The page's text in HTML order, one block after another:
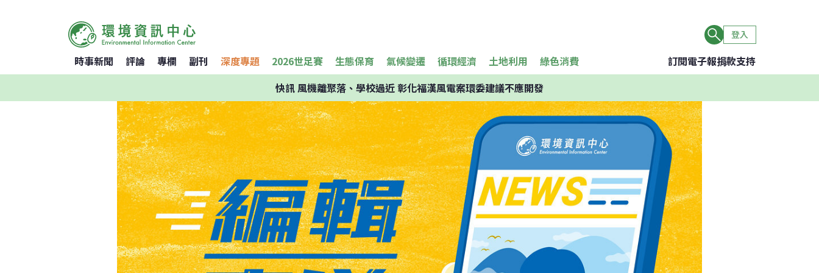
登入
時事新聞 評論 專欄 副刊 深度專題 2026世足賽 生態保育 氣候變遷 循環經濟 土地利用 綠色消費 訂閱電子報捐款支持
快訊風機離聚落、學校過近 彰化福漢風電案環委建議不應開發